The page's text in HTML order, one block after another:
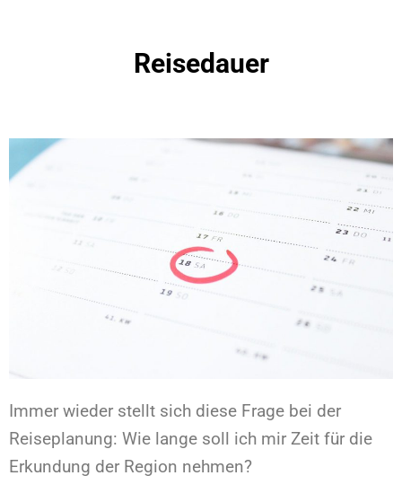
Reisedauer
Immer wieder stellt sich diese Frage bei der
Reiseplanung: Wie lange soll ich mir Zeit für die
Erkundung der Region nehmen?